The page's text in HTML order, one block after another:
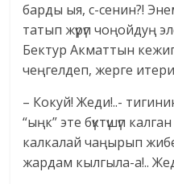
барды ыя, с-сенин?!
татып жүрүп чоңойдуң
Бектур Акматтын
чеңгелдеп, жерге
– Кокуй! Жеди!..-
“ыңк” эте бүктүшүп калган
калкалай чаңырып
жардам кылгыла-а!..